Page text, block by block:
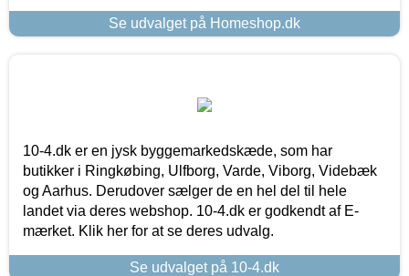
Se udvalget på Homeshop.dk
10-4.dk er en jysk byggemarkedskæde, som har
butikker i Ringkøbing, Ulfborg, Varde, Viborg, Videbæk
og Aarhus. Derudover sælger de en hel del til hele
landet via deres webshop. 10-4.dk er godkendt af E-
mærket. Klik her for at se deres udvalg.
Se udvalget på 10-4.dk